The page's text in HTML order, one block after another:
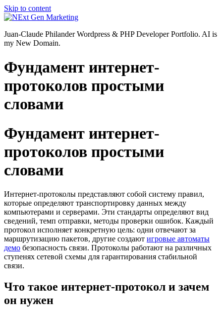
Skip to content
Juan-Claude Philander Wordpress & PHP Developer Portfolio. AI is
my New Domain.
Фундамент интернет-
протоколов простыми
словами
Фундамент интернет-
протоколов простыми
словами
Интернет-протоколы представляют собой систему правил,
которые определяют транспортировку данных между
компьютерами и серверами. Эти стандарты определяют вид
сведений, темп отправки, методы проверки ошибок. Каждый
протокол исполняет конкретную цель: одни отвечают за
маршрутизацию пакетов, другие создают игровые автоматы
демо безопасность связи. Протоколы работают на различных
ступенях сетевой схемы для гарантирования стабильной
связи.
Что такое интернет-протокол и зачем
он нужен